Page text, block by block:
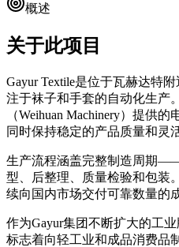
概述
关于此项目
Gayur Textile是位于瓦赫达特
注于袜子和手套的自动化生产
（Weihuan Machinery）提供
同时保持稳定的产品质量和灵
生产流程涵盖完整制造周期
型、后整理、质量检验和包装
续向国内市场交付可靠数量的
作为Gayur集团不断扩大的工
标志着向轻工业和成品消费品